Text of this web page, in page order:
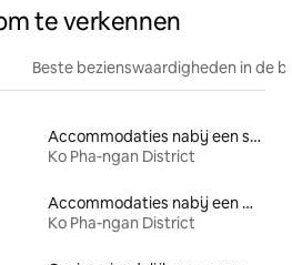
te verkennen
Beste bezienswaardigheden in de
Accommodaties nabij een strand
Ko Pha-ngan District
Accommodaties nabij een meer
Ko Pha-ngan District